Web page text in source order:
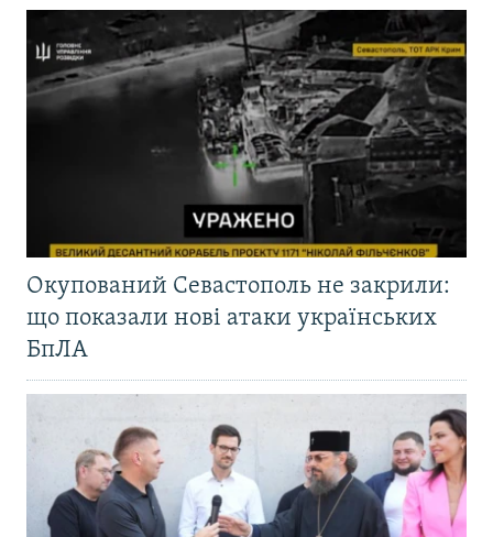
Окупований Севастополь не закрили:
що показали нові атаки українських
БпЛА